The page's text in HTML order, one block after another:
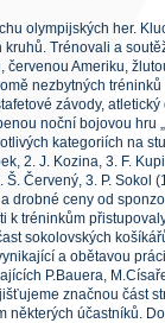
olympijských her.
Trénovali a
Ameriku,
nezbytných
závody,
noční bojovou hru
kategoriích na
2. J. Kozina, 3. F.
Červený, 3. P. Sokol
drobné ceny od
k tréninkům
sokolovských
a obětavou
P.Bauera,
značnou část
některých účastníků.